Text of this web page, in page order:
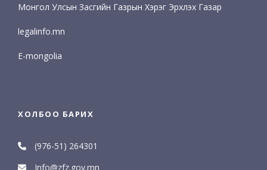
Монгол Улсын Засгийн Газрын Хэрэг Эрхлэх Газар
legalinfo.mn
E-mongolia
ХОЛБОО БАРИХ
(976-51) 264301
Info@zfz.gov.mn